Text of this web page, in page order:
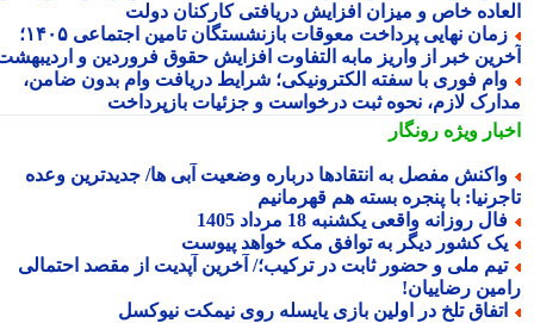
خاص و میزان افزایش دریافتی کارکنان دولت
زمان نهایی پرداخت معوقات بازنشستگان تامین اجتماعی ۱۴۰۵؛
خبر از واریز مابه التفاوت افزایش حقوق فروردین و اردیبهشت
فوری با سفته الکترونیکی؛ شرایط دریافت وام بدون ضامن،
لازم، نحوه ثبت درخواست و جزئیات بازپرداخت
ویژهرونگار
مفصل به انتقادها درباره وضعیت آبی ها/ جدیدترین وعده
با پنجره بسته هم قهرمانیم
روزانه واقعی یکشنبه 18 مرداد 1405
کشور دیگر به توافق مکه خواهد پیوست
ملی و حضور ثابت در ترکیب؛/ آخرین آپدیت از مقصد احتمالی
رضاییان!
تلخ در اولین بازی یایسله روی نیمکت نیوکسل